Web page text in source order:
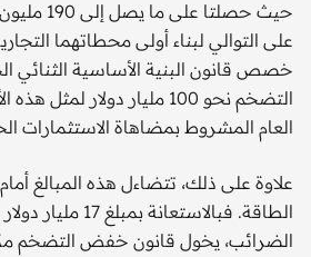
على التوالي لبناء أولى محطاتهما
خصص قانون البنية الأساسية الثنائي
التضخم نحو 100 مليار دولار
العام المشروط بمضاهاة الاستثمارات
علاوة على ذلك، تتضاءل هذه المبالغ
الطاقة.
الضرائب، يخول قانون خفض التضخم